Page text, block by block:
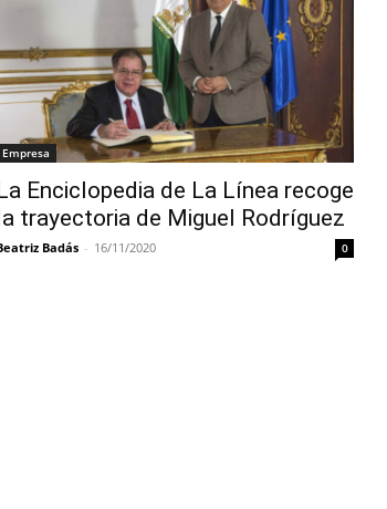
Empresa
Enciclopedia de La Línea recoge
trayectoria de Miguel Rodríguez
Badás - 16/11/2020 0